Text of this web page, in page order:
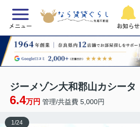
メニュー お知らせ
ジーメゾン大和郡山カシータ
6.4万円 管理/共益費 5,000円
1/24